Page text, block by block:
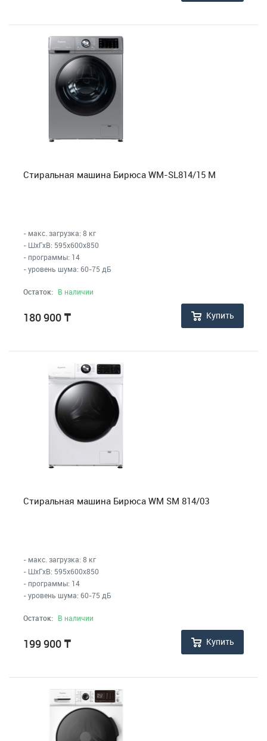
Стиральная машина Бирюса WM-SL814/15 M
- макс. загрузка: 8 кг
- ШхГхВ: 595x600x850
- программы: 14
- уровень шума: 60-75 дБ
Остаток: В наличии
180 900 ₸ Купить
Стиральная машина Бирюса WM SM 814/03
- макс. загрузка: 8 кг
- ШхГхВ: 595x600x850
- программы: 14
- уровень шума: 60-75 дБ
Остаток: В наличии
199 900 ₸ Купить